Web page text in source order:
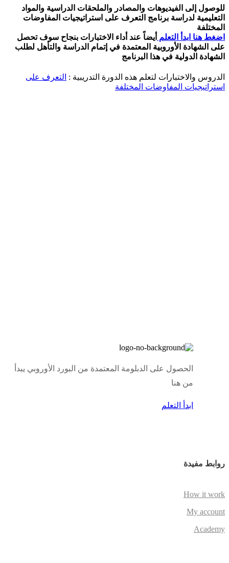
للوصول إلى الفيديوهات والمصادر والملحقات الدراسية والمواد
التعليمية لدراسة برنامج التعرف على استراتيجيات المفاوضات
المختلفة
اضغط هنا ابدأ التعلم أيضاً عند أداء الاختبارات بنجاح سوف تحصل
على الشهادة الأوروبية المعتمدة في إتمام الدراسة والتأهل لطلب
الشهادة الدولية في هذا البرنامج
الدروس والاختبارات لتعلم هذه الدورة التدريبية : التعرف على
استراتيجيات المفاوضات المختلفة
الحصول على الدبلومة المعتمدة من البورد الأوروبي يبدأ
من هنا
ابدأ التعلم
روابط مفيدة
How it work
My account
Academy